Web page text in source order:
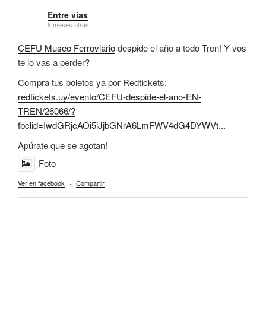
Entre vías
8 meses atrás
CEFU Museo Ferroviariodespide el año a todo Tren! Y vos
te lo vas a perder?
Compra tus boletos ya por Redtickets:
redtickets.uy/evento/CEFU-despide-el-ano-EN-
TREN/26066/?
fbclid=IwdGRjcAOi5iJjbGNrA6LmFWV4dG4DYWVt...
Apúrate que se agotan!
Foto
Ver en facebook · Compartir